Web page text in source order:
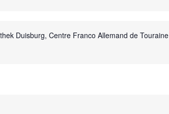
Duisburg, Centre Franco Allemand de Touraine